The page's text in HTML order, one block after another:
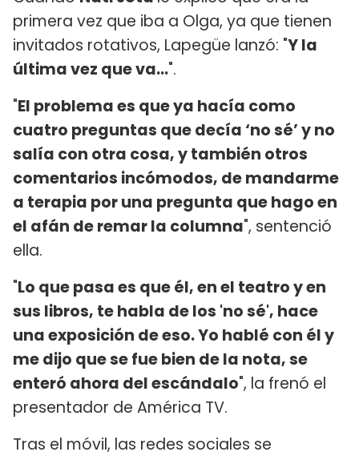
primera vez que iba a Olga, ya que tienen
invitados rotativos, Lapegüe lanzó: "Y la
última vez que va...".
"El problema es que ya hacía como
cuatro preguntas que decía ‘no sé’ y no
salía con otra cosa, y también otros
comentarios incómodos, de mandarme
a terapia por una pregunta que hago en
el afán de remar la columna", sentenció
ella.
"Lo que pasa es que él, en el teatro y en
sus libros, te habla de los 'no sé', hace
una exposición de eso. Yo hablé con él y
me dijo que se fue bien de la nota, se
enteró ahora del escándalo", la frenó el
presentador de América TV.
Tras el móvil, las redes sociales se